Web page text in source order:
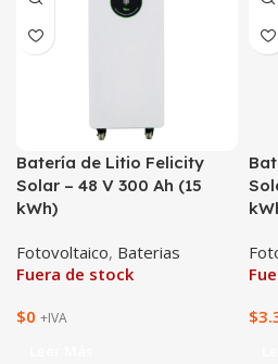
Batería de Litio Felicity
Solar – 48 V 300 Ah (15
kWh)
Fotovoltaico, Baterias
Fuera de stock
$0 +IVA
$